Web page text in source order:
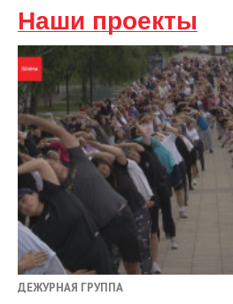
Наши проекты
ДЕЖУРНАЯ ГРУППА